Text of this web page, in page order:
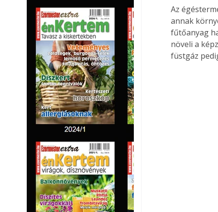
tárolható h
Az
annak
fűtőanyag
növeli a
füstgáz